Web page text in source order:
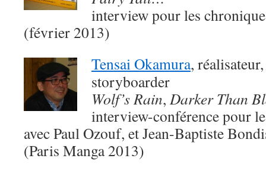
interview pour les
(février 2013)
Tensai Okamura,
storyboarder
Wolf’s Rain, Darker Than
interview-conférence pour
avec Paul Ozouf, et Jean-Baptiste
(Paris Manga 2013)